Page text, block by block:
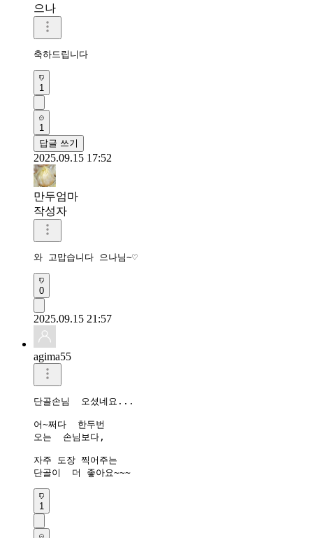
으나
축하드립니다
1
1
답글 쓰기
2025.09.15 17:52
만두엄마
작성자
와 고맙습니다 으나님~♡
0
2025.09.15 21:57
agima55
단골손님  오셨네요...
어~쩌다  한두번
오는  손님보다,
자주 도장 찍어주는
단골이  더 좋아요~~~
1